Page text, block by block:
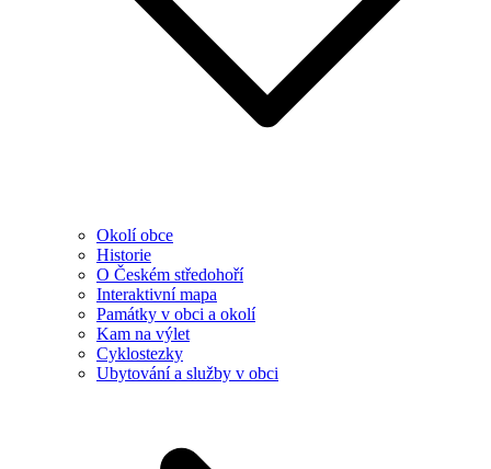
Okolí obce
Historie
O Českém středohoří
Interaktivní mapa
Památky v obci a okolí
Kam na výlet
Cyklostezky
Ubytování a služby v obci